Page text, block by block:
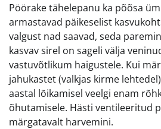
Pöörake tähelepanu ka põõsa
armastavad päikeselist
valgust nad saavad, seda
kasvav sirel on sageli välja
vastuvõtlikum haigustele. Kui
jahukastet (valkjas kirme
aastal lõikamisel veelgi enam
õhutamisele. Hästi ventileeritud
märgatavalt harvemini.